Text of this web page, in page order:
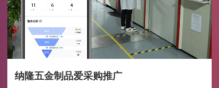
纳隆五金制品爱采购推广